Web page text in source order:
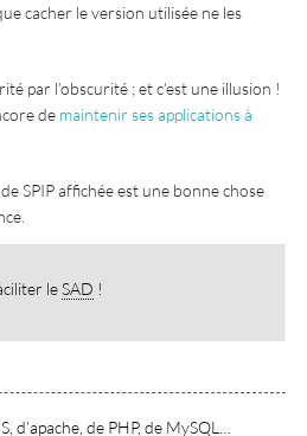
cacher le version utilisée ne les
par l’obscurité ; et c’est une illusion !
de maintenir ses applications à
SPIP affichée est une bonne chose
leSAD !
, d’apache, de PHP, de MySQL…